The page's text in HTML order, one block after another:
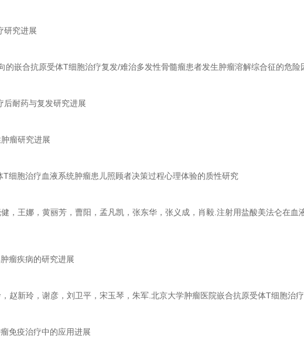
研究进展
嵌合抗原受体T细胞治疗复发/难治多发性骨髓瘤患者发生肿瘤溶解综合征的危险
后耐药与复发研究进展
瘤研究进展
细胞治疗血液系统肿瘤患儿照顾者决策过程心理体验的质性研究
，王娜，黄丽芳，曹阳，孟凡凯，张东华，张义成，肖毅.注射用盐酸美法仑在
瘤疾病的研究进展
赵新玲，谢彦，刘卫平，宋玉琴，朱军.北京大学肿瘤医院嵌合抗原受体T细胞治
免疫治疗中的应用进展